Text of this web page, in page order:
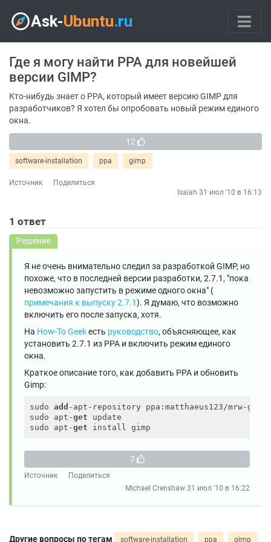
Где я могу найти PPA для новейшей
версии GIMP?
Кто-нибудь знает о PPA, который имеет версию GIMP для
разработчиков? Я хотел бы опробовать новый режим единого
окна.
12
software-installation ppa gimp
Источник
Поделиться
Isaiah 31 июл '10 в 16:13
1 ответ
Решение
Я не очень внимательно следил за разработкой GIMP, но
похоже, что в последней версии разработки, 2.7.1, "пока
невозможно запустить в режиме одного окна" (
примечания к выпуску 2.7.1). Я думаю, что возможно
включить его после запуска, хотя.
На How-To Geekесть руководство, объясняющее, как
установить 2.7.1 из PPA и включить режим единого
окна.
Краткое описание того, как добавить PPA и обновить
Gimp:
sudo add -apt-repository ppa:matthaeus123/mrw-
sudo apt-get update
sudo apt-get
7
Источник
Поделиться
Michael Crenshaw 31 июл '10 в 16:22
Другие вопросы по тегам software-installation ppa gimp